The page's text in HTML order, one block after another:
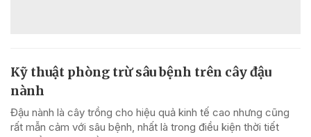
Kỹ thuật phòng trừ sâu bệnh trên cây đậu
nành
Đậu nành là cây trồng cho hiệu quả kinh tế cao nhưng cũng
rất mẫn cảm với sâu bệnh, nhất là trong điều kiện thời tiết